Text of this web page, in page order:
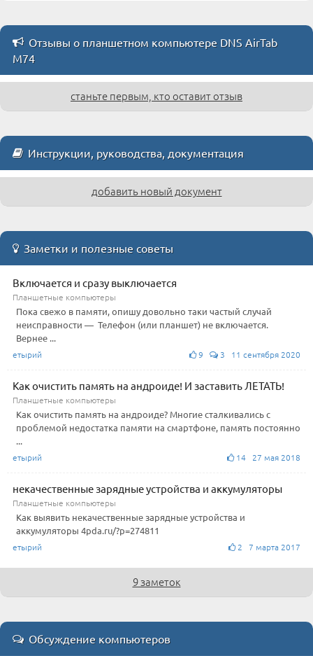
Отзывы о планшетном компьютере DNS AirTab
M74
станьте первым, кто оставит отзыв
Инструкции, руководства, документация
добавить новый документ
Заметки и полезные советы
Включается и сразу выключается
Планшетные компьютеры
Пока свежо в памяти, опишу довольно таки частый случай
неисправности — Телефон (или планшет) не включается.
Вернее ...
етырий 9 3 11 сентября 2020
Как очистить память на андроиде! И заставить ЛЕТАТЬ!
Планшетные компьютеры
Как очистить память на андроиде? Многие сталкивались с
проблемой недостатка памяти на смартфоне, память постоянно
...
етырий 14 27 мая 2018
некачественные зарядные устройства и аккумуляторы
Планшетные компьютеры
Как выявить некачественные зарядные устройства и
аккумуляторы 4pda.ru/?p=274811
етырий 2 7 марта 2017
9 заметок
Обсуждение компьютеров